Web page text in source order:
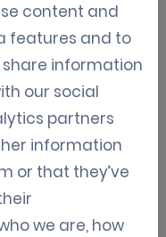
de
para
content and
features and to
information
our social
partners
information
or that they’ve
we are, how